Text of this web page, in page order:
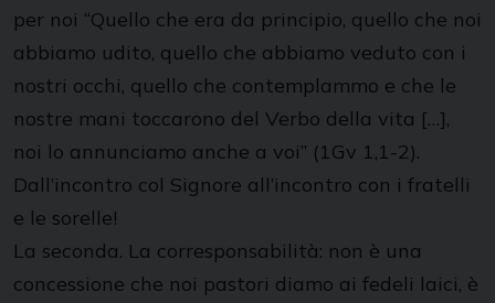
per noi “Quello che era da principio, quello che noi
abbiamo udito, quello che abbiamo veduto con i
nostri occhi, quello che contemplammo e che le
nostre mani toccarono del Verbo della vita […],
noi lo annunciamo anche a voi” (1Gv 1,1-2).
Dall’incontro col Signore all’incontro con i fratelli
e le sorelle!
La seconda. La corresponsabilità: non è una
concessione che noi pastori diamo ai fedeli laici, è